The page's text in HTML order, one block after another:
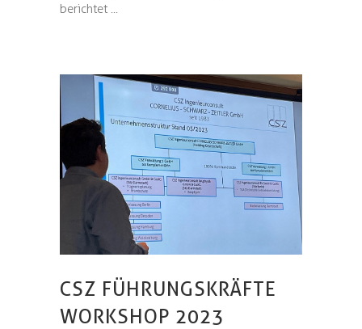
berichtet ...
CSZ FÜHRUNGSKRÄFTE
WORKSHOP 2023